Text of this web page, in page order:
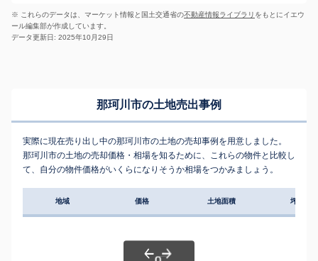
※ これらのデータは、マーケット情報と国土交通省の不動産情報ライブラリ をもとにイエウ
ール編集部が作成しています。
データ更新日: 2025年10月29日
那珂川市の土地売出事例
実際に現在売り出し中の那珂川市の土地の売却事例を用意しました。
那珂川市の土地の売却価格・相場を知るために、これらの物件と比較し
て、自分の物件価格がいくらになりそうか相場をつかみましょう。
地域 価格 土地面積 坪単価